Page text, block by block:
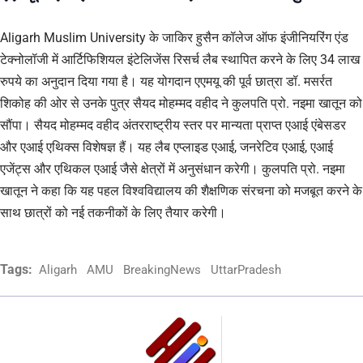
Aligarh Muslim University के जाकिर हुसैन कॉलेज ऑफ इंजीनियरिंग एंड
टेक्नोलॉजी में आर्टिफिशियल इंटेलिजेंस रिसर्च लैब स्थापित करने के लिए 34 लाख
रुपये का अनुदान दिया गया है। यह योगदान एएमयू की पूर्व छात्रा डॉ. मसर्रत
शिकोह की ओर से उनके पुत्र सैयद मोहम्मद वहीद ने कुलपति प्रो. नइमा खातून को
सौंपा। सैयद मोहम्मद वहीद अंतरराष्ट्रीय स्तर पर मान्यता प्राप्त एआई एंबेसडर
और एआई एथिक्स विशेषज्ञ हैं। यह लैब एप्लाइड एआई, जनरेटिव एआई, एआई
एजेंट्स और एथिकल एआई जैसे क्षेत्रों में अनुसंधान करेगी। कुलपति प्रो. नइमा
खातून ने कहा कि यह पहल विश्वविद्यालय की शैक्षणिक संरचना को मजबूत करने के
साथ छात्रों को नई तकनीकों के लिए तैयार करेगी।
Tags: Aligarh AMU BreakingNews UttarPradesh